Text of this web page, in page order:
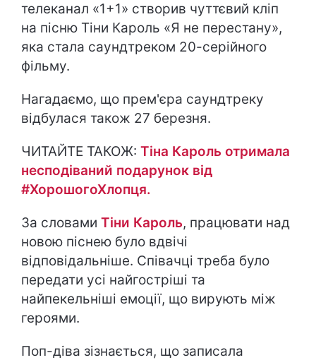
телеканал «1+1» створив чуттєвий кліп
на пісню Тіни Кароль «Я не перестану»,
яка стала саундтреком 20-серійного
фільму.
Нагадаємо, що прем'єра саундтреку
відбулася також 27 березня.
ЧИТАЙТЕ ТАКОЖ: Тіна Кароль отримала
несподіваний подарунок від
#ХорошогоХлопця.
За словами Тіни Кароль, працювати над
новою піснею було вдвічі
відповідальніше. Співачці треба було
передати усі найгостріші та
найпекельніші емоції, що вирують між
героями.
Поп-діва зізнається, що записала